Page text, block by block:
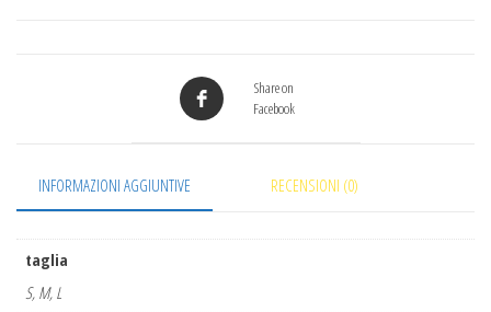
Share on
Facebook
INFORMAZIONI AGGIUNTIVE RECENSIONI (0)
taglia
S, M, L